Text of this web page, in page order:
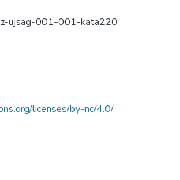
ujsag-001-001-kata220
licenses/by-nc/4.0/